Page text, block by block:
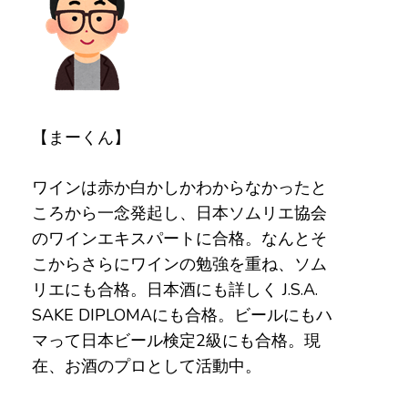
【まーくん】
ワインは赤か白かしかわからなかったと
ころから一念発起し、日本ソムリエ協会
のワインエキスパートに合格。なんとそ
こからさらにワインの勉強を重ね、ソム
リエにも合格。日本酒にも詳しく J.S.A.
SAKE DIPLOMAにも合格。ビールにもハ
マって日本ビール検定2級にも合格。現
在、お酒のプロとして活動中。